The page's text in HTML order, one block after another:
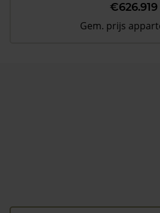
€626.919
Gem. prijs